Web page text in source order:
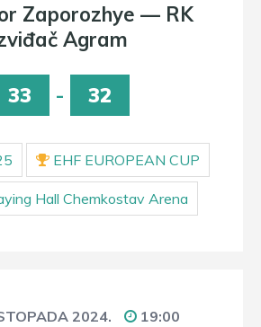
Zaporozhye — RK
Agram
33 - 32
EHF EUROPEAN CUP
Hall Chemkostav Arena
2024. 19:00